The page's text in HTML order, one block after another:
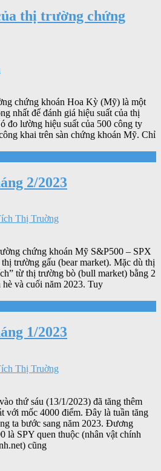
thị trường chứng
chứng khoán Hoa Kỳ (Mỹ) là một
nhất để đánh giá hiệu suất của thị
đo lường hiệu suất của 500 công ty
khai trên sàn chứng khoán Mỹ. Chỉ
2/2023
Thị Truờng
chứng khoán Mỹ S&P500 – SPX
trường gấu (bear market). Mặc dù thị
từ thị trường bò (bull market) bằng 2
và cuối năm 2023. Tuy
1/2023
Thị Truờng
thứ sáu (13/1/2023) đã tăng thêm
với mốc 4000 điểm. Đây là tuần tăng
ta bước sang năm 2023. Đương
là SPY quen thuộc (nhân vật chính
cũng